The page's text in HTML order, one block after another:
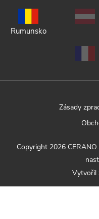
Rumunsko
Zásady
Vytvořil
Copyright 2026 CERANO